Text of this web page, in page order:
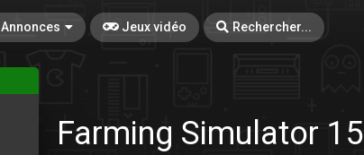
Annonces Jeux vidéo Rechercher...
Farming Simulator 15